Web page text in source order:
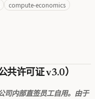
compute-economics
共许可证 v3.0）
司内部直签员工自用。由于